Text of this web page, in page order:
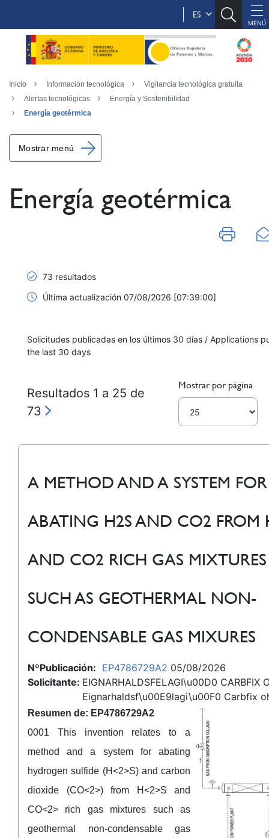
ES
Inicio Información tecnológica
Vigilancia tecnológica gratuita
Alertas tecnológicas
Energía y Sostenibilidad
Energía geotérmica
Mostrar menú
Energía geotérmica
73 resultados
Última actualización 07/08/2026 [07:39:00]
Solicitudes publicadas en los últimos 30 días / Applications
the last 30 days
Resultados 1 a 25 de
73
Mostrar por página
A METHOD AND A SYSTEM FOR
ABATING H2S AND CO2 FROM
AND CO2 RICH GAS MIXTURES
SUCH AS GEOTHERMAL NON-
CONDENSABLE GAS MIXURES
NºPublicación: EP4786729A2 05/08/2026
Solicitante: EIGNARHALDSFELAGI\u00D0 CARBFIX
Eignarhaldsf\u00E9lagi\u00F0 Carbfix
Resumen de: EP4786729A2
0001 This invention relates to a
method and a system for abating
hydrogen sulfide (H<2>S) and carbon
dioxide (CO<2>) from H<2>S and
CO<2> rich gas mixtures such as
geothermal non-condensable gas